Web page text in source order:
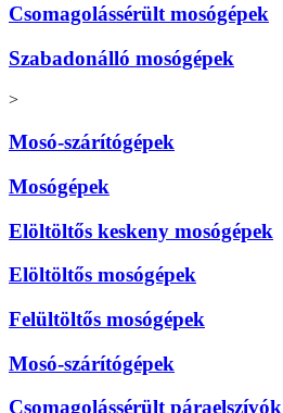
Csomagolássérült mosógépek
Szabadonálló mosógépek
>
Mosó-szárítógépek
Mosógépek
Elöltöltős keskeny mosógépek
Elöltöltős mosógépek
Felültöltős mosógépek
Mosó-szárítógépek
Csomagolássérült páraelszívók